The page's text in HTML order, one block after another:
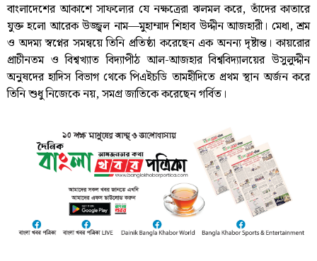
বাংলাদেশের আকাশে সাফল্যের যে নক্ষত্রেরা ঝলমল করে, তাঁদের কাতারে
যুক্ত হলো আরেক উজ্জ্বল নাম—মুহাম্মাদ শিহাব উদ্দীন আজহারী। মেধা, শ্রম
ও অদম্য স্বপ্নের সমন্বয়ে তিনি প্রতিষ্ঠা করেছেন এক অনন্য দৃষ্টান্ত। কায়রোর
প্রাচীনতম ও বিশ্বখ্যাত বিদ্যাপীঠ আল-আজহার বিশ্ববিদ্যালয়ের উসুলুদ্দীন
অনুষদের হাদিস বিভাগ থেকে পিএইচডি তামহীদিতে প্রথম স্থান অর্জন করে
তিনি শুধু নিজেকে নয়, সমগ্র জাতিকে করেছেন গর্বিত।